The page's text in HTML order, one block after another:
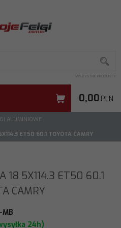
WSZYSTKIE PRODUKTY
0,00 PLN
ALUMINIOWE
ET50 60.1 TOYOTA CAMRY
18 5X114.3 ET50 60.1
CAMRY
24h)